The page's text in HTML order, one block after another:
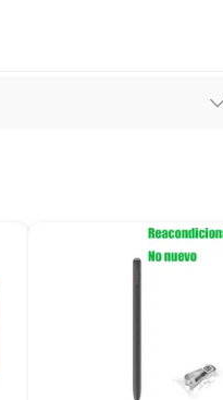
etiquetas o sellos.